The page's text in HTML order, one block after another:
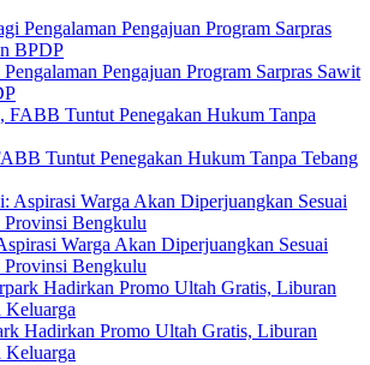
Pengajuan Program Sarpras Sawit
Tuntut Penegakan Hukum Tanpa Tebang
Warga Akan Diperjuangkan Sesuai
Bengkulu
Hadirkan Promo Ultah Gratis, Liburan
Keluarga